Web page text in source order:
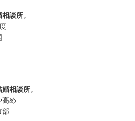
相談所。
婚相談所。
め